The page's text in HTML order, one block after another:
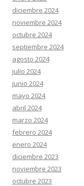
diciembre 2024
noviembre 2024
octubre 2024
septiembre 2024
agosto 2024
julio 2024
junio 2024
mayo 2024
abril 2024
marzo 2024
febrero 2024
enero 2024
diciembre 2023
noviembre 2023
octubre 2023